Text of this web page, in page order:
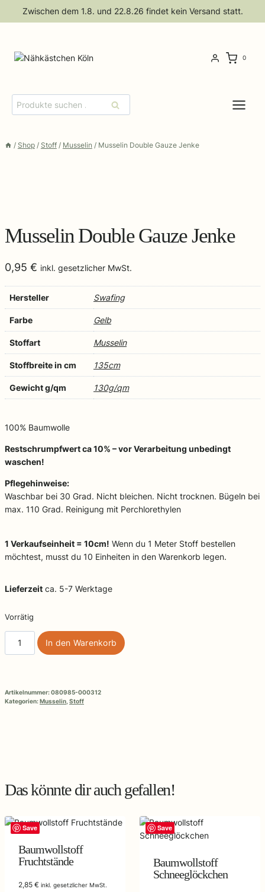
Zwischen dem 1.8. und 22.8.26 findet kein Versand statt.
0
Suchen
nach:
Suchen
/ Shop / Stoff / Musselin / Musselin Double Gauze Jenke
Musselin Double Gauze Jenke
0,95 € inkl. gesetzlicher MwSt.
Hersteller Swafing
Farbe Gelb
Stoffart Musselin
Stoffbreite in cm 135cm
Gewicht g/qm 130g/qm
100% Baumwolle
Restschrumpfwert ca 10% – vor Verarbeitung unbedingt
waschen!
Pflegehinweise:
Waschbar bei 30 Grad. Nicht bleichen. Nicht trocknen. Bügeln bei
max. 110 Grad. Reinigung mit Perchlorethylen
1 Verkaufseinheit = 10cm! Wenn du 1 Meter Stoff bestellen
möchtest, musst du 10 Einheiten in den Warenkorb legen.
Lieferzeit ca. 5-7 Werktage
Vorrätig
Menge
In den Warenkorb
Artikelnummer:080985-000312
Kategorien:Musselin Stoff
Das könnte dir auch gefallen!
Save
Baumwollstoff
Fruchtstände
2,85 € inkl. gesetzlicher MwSt.
Save
Baumwollstoff
Schneeglöckchen